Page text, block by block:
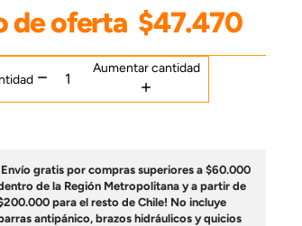
de oferta $47.470
Aumentar cantidad
gratis por compras superiores a $60.000
de la Región Metropolitana y a partir de
para el resto de Chile! No incluye
antipánico, brazos hidráulicos y quicios